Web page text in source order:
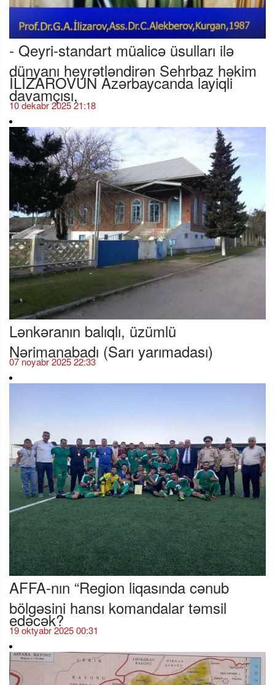
- Qeyri-standart müalicə üsulları ilə
dünyanı heyrətləndirən Sehrbaz həkim
İLİZAROVUN Azərbaycanda layiqli
davamçısı,
10 dekabr 2025 21:18
Lənkəranın balıqlı, üzümlü
Nərimanabadı (Sarı yarımadası)
07 noyabr 2025 22:33
AFFA-nın “Region liqasında cənub
bölgəsini hansı komandalar təmsil
edəcək?
19 oktyabr 2025 00:31